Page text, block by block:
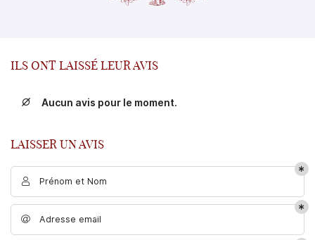
 Adresse email de réception
 Recopier le code ci-contre
commerciales à l'adresse email indiqué ci-dessus. Vous pouvez vous
ILS ONT LAISSÉ LEUR AVIS
 Aucun avis pour le moment.
LAISSER UN AVIS
 Prénom et Nom
 Adresse email